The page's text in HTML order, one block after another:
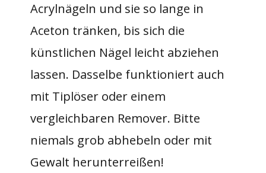
Acrylnägeln und sie so lange in
Aceton tränken, bis sich die
künstlichen Nägel leicht abziehen
lassen. Dasselbe funktioniert auch
mit Tiplöser oder einem
vergleichbaren Remover. Bitte
niemals grob abhebeln oder mit
Gewalt herunterreißen!